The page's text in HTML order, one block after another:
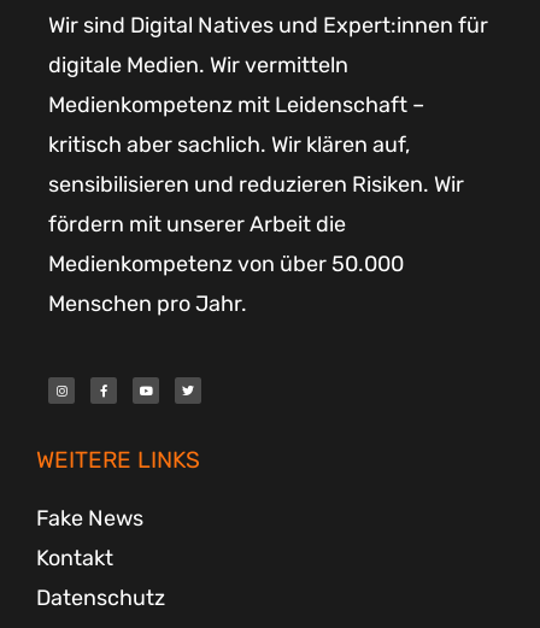
Wir sind Digital Natives und Expert:innen für
digitale Medien. Wir vermitteln
Medienkompetenz mit Leidenschaft –
kritisch aber sachlich. Wir klären auf,
sensibilisieren und reduzieren Risiken. Wir
fördern mit unserer Arbeit die
Medienkompetenz von über 50.000
Menschen pro Jahr.
I
n
s
a
m
F
a
c
k
-
Y
o
u
T
w
i
WEITERE LINKS
Fake News
Kontakt
Datenschutz